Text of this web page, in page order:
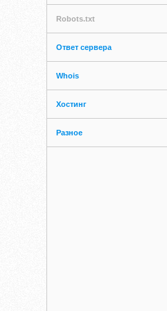
Robots.txt
Ответ сервера
Whois
Хостинг
Разное